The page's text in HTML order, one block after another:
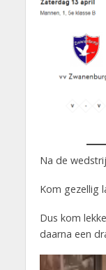
Na de
Kom gezellig
Dus kom
daarna een